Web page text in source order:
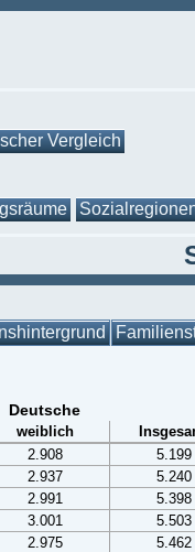
Vergleich
Deutsche
weiblich
2.908 5.199
2.937 5.240
2.991 5.398
3.001 5.503
2.975 5.462